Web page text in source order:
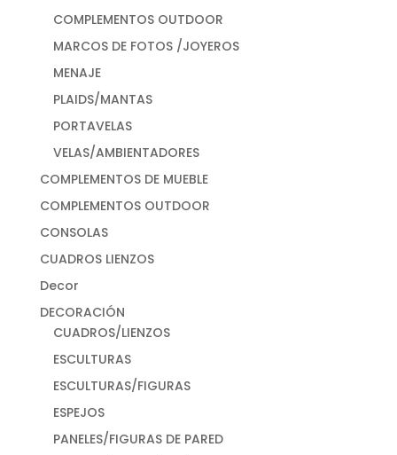
COMPLEMENTOS OUTDOOR
MARCOS DE FOTOS /JOYEROS
MENAJE
PLAIDS/MANTAS
PORTAVELAS
VELAS/AMBIENTADORES
COMPLEMENTOS DE MUEBLE
COMPLEMENTOS OUTDOOR
CONSOLAS
CUADROS LIENZOS
Decor
DECORACIÓN
CUADROS/LIENZOS
ESCULTURAS
ESCULTURAS/FIGURAS
ESPEJOS
PANELES/FIGURAS DE PARED